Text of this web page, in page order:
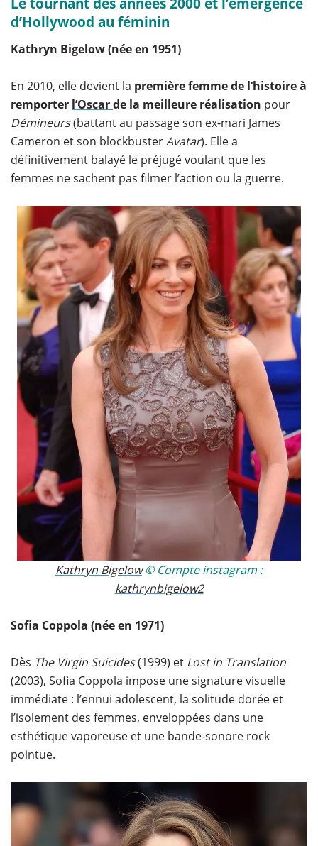
Le tournant des années 2000 et l’émergence
d’Hollywood au féminin
Kathryn Bigelow (née en 1951)
En 2010, elle devient la première femme de l’histoire à
remporter l’Oscarde la meilleure réalisation pour
Démineurs(battant au passage son ex-mari James
Cameron et son blockbusterAvatar). Elle a
définitivement balayé le préjugé voulant que les
femmes ne sachent pas filmer l’action ou la guerre.
Kathryn Bigelow​ © Compte instagram :
kathrynbigelow2
Sofia Coppola (née en 1971)
Dès The Virgin Suicides(1999) et Lost in Translation
(2003), Sofia Coppola impose une signature visuelle
immédiate : l’ennui adolescent, la solitude dorée et
l’isolement des femmes, enveloppées dans une
esthétique vaporeuse et une bande-sonore rock
pointue.